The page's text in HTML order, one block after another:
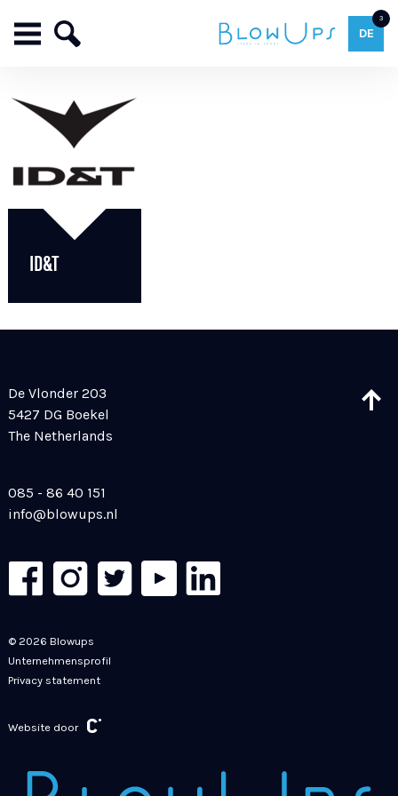
3
DE
ID&T
De Vlonder 203
5427 DG Boekel
The Netherlands
085 - 86 40 151
info@blowups.nl
© 2026 Blowups
Unternehmensprofil
Privacy statement
Website door